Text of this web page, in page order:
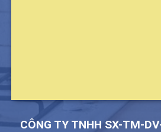
CÔNG TY TNHH SX-TM-